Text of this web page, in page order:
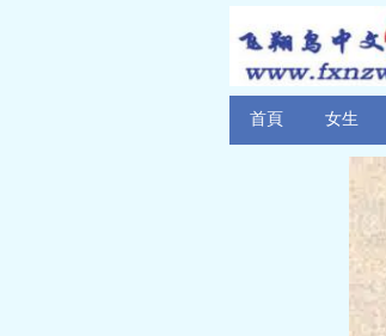
首頁 女生